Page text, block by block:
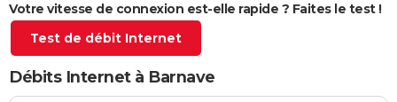
S'inscrire
Se connecter
Lycées
Collèges
Primaires
Universités
Entreprises
Service militaire
Avis de recherche
Bricolage
Lifestyle
Culture
Sport
Auto
Television
Voyage
Cinema
Votre vitesse de connexion est-elle rapide ? Faites le test !
Test de débit Internet
Débits Internet à Barnave